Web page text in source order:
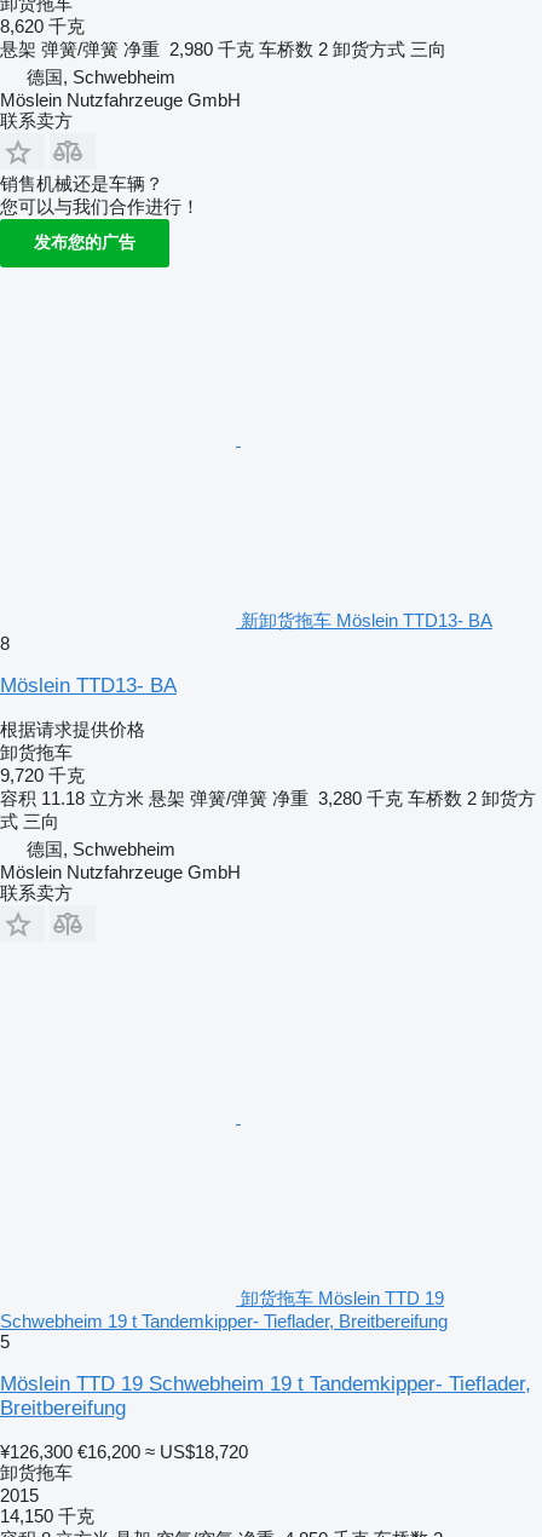
8,620 千克
悬架 弹簧/弹簧 净重 2,980 千克 车桥数 2 卸货方式 三向
德国, Schwebheim
Möslein Nutzfahrzeuge GmbH
联系卖方
销售机械还是车辆？
您可以与我们合作进行！
发布您的广告
新卸货拖车 Möslein TTD13- BA
8
Möslein TTD13- BA
根据请求提供价格
卸货拖车
9,720 千克
容积 11.18 立方米 悬架 弹簧/弹簧 净重 3,280 千克 车桥数 2 卸货方
式 三向
德国, Schwebheim
Möslein Nutzfahrzeuge GmbH
联系卖方
卸货拖车 Möslein TTD 19
Schwebheim 19 t Tandemkipper- Tieflader, Breitbereifung
5
Möslein TTD 19 Schwebheim 19 t Tandemkipper- Tieflader,
Breitbereifung
¥126,300 €16,200 ≈ US$18,720
卸货拖车
2015
14,150 千克